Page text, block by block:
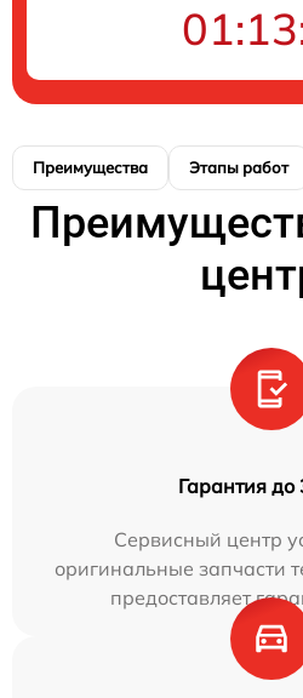
Преимущества Этапы работ
Гарантия до
Сервисный центр
оригинальные запчасти
предоставляет